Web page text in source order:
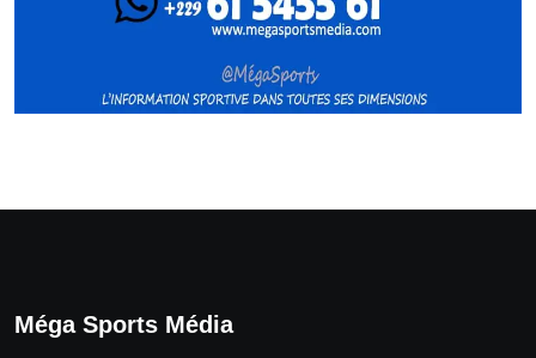
Méga Sports Média